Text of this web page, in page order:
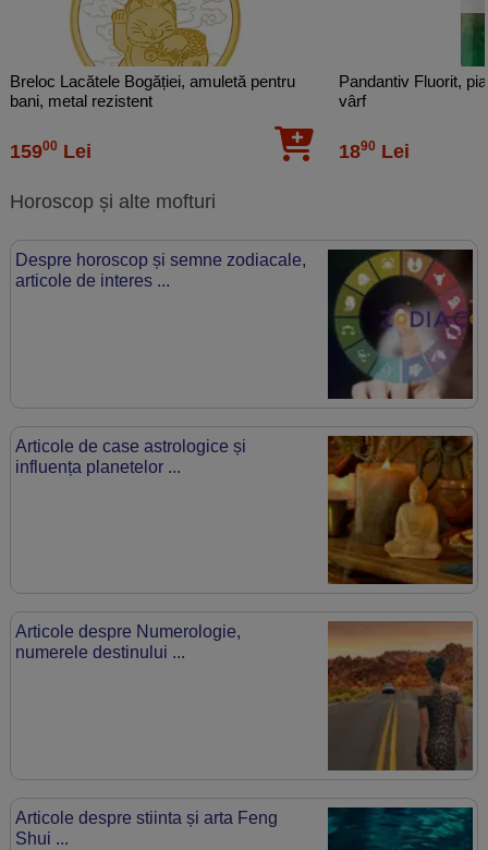
Breloc Lacătele Bogăției, amuletă pentru
bani, metal rezistent
15900 Lei
Pandantiv Fluorit,
vârf
1890 Lei
Horoscop și alte mofturi
Despre horoscop și semne zodiacale,
articole de interes ...
Articole de case astrologice și
influența planetelor ...
Articole despre Numerologie,
numerele destinului ...
Articole despre stiinta și arta Feng
Shui ...